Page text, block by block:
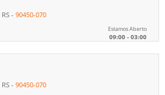
RS - 90450-070
Estamos Aberto
09:00 - 03:00
RS - 90450-070